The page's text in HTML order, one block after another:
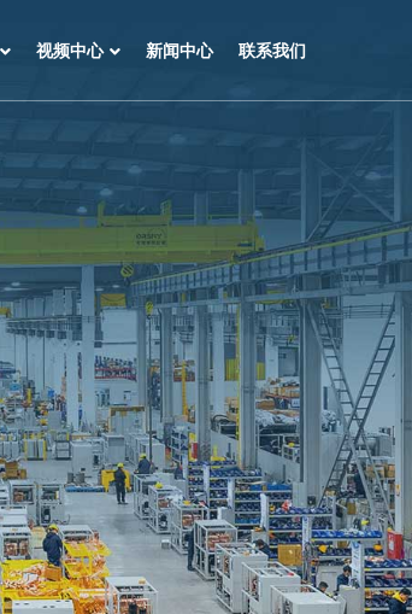
视频中心 新闻中心 联系我们